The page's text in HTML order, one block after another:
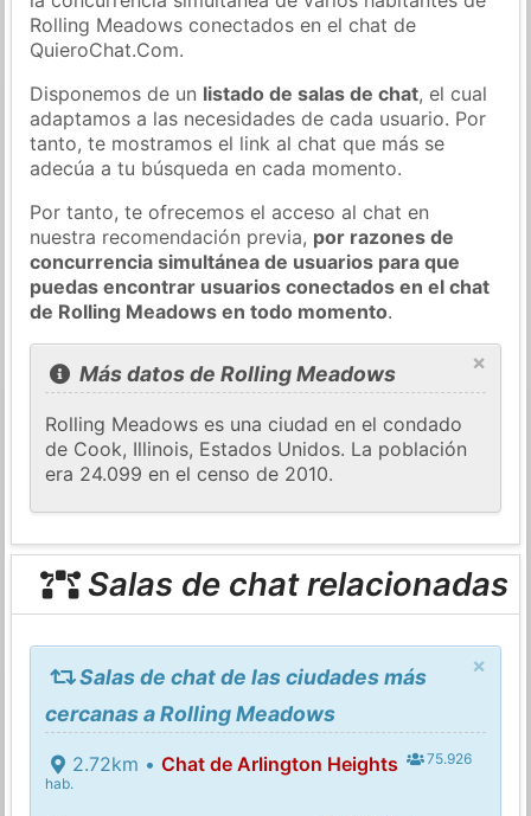
Rolling Meadows conectados en el chat de
QuieroChat.Com.
Disponemos de un listado de salas de chat, el cual
adaptamos a las necesidades de cada usuario. Por
tanto, te mostramos el link al chat que más se
adecúa a tu búsqueda en cada momento.
Por tanto, te ofrecemos el acceso al chat en
nuestra recomendación previa, por razones de
concurrencia simultánea de usuarios para que
puedas encontrar usuarios conectados en el chat
de Rolling Meadows en todo momento.
×
Más datos de Rolling Meadows
Rolling Meadows es una ciudad en el condado
de Cook, Illinois, Estados Unidos. La población
era 24.099 en el censo de 2010.
Salas de chat relacionadas
×
Salas de chat de las ciudades más
cercanas a Rolling Meadows
2.72km • Chat de Arlington Heights
75.926
hab.